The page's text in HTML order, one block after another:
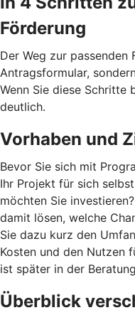
Förderung
Der Weg zur
Antragsformular,
Wenn Sie diese Schritte
deutlich.
Vorhaben und
Bevor Sie sich mit
Ihr Projekt für sich
möchten Sie
damit lösen, welche
Sie dazu kurz den
Kosten und den Nutzen
ist später in der
Überblick